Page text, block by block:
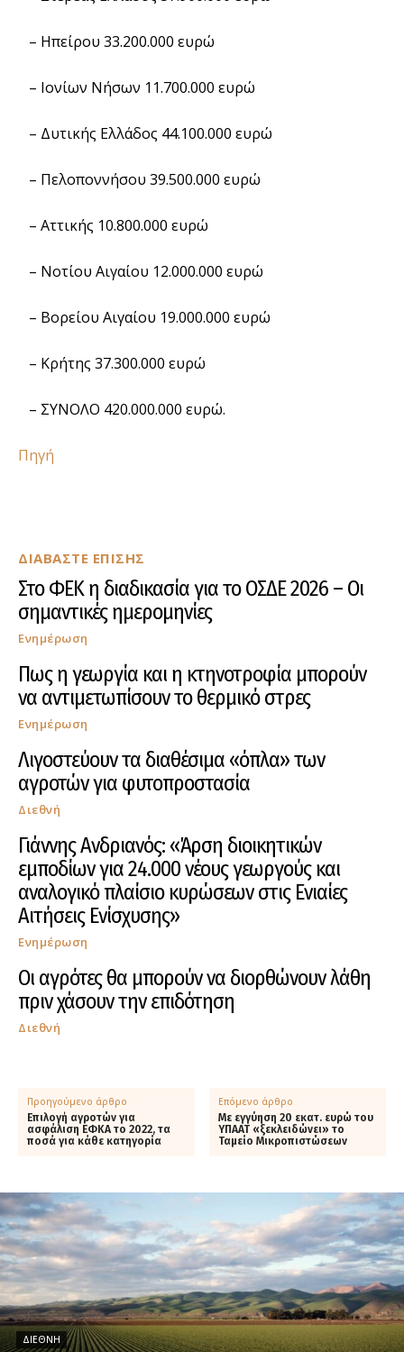
ΔΙΑΒΑΣΤΕ ΕΠΙΣΗΣ
Στο ΦΕΚ η διαδικασία για το ΟΣΔΕ 2026 – Οι
σημαντικές ημερομηνίες
Ενημέρωση
Πως η γεωργία και η κτηνοτροφία μπορούν
να αντιμετωπίσουν το θερμικό στρες
Ενημέρωση
Λιγοστεύουν τα διαθέσιμα «όπλα» των
αγροτών για φυτοπροστασία
Διεθνή
Γιάννης Ανδριανός: «Άρση διοικητικών
εμποδίων για 24.000 νέους γεωργούς και
αναλογικό πλαίσιο κυρώσεων στις Ενιαίες
Αιτήσεις Ενίσχυσης»
Ενημέρωση
Οι αγρότες θα μπορούν να διορθώνουν λάθη
πριν χάσουν την επιδότηση
Διεθνή
– Ηπείρου 33.200.000 ευρώ
– Ιονίων Νήσων 11.700.000 ευρώ
– Δυτικής Ελλάδος 44.100.000 ευρώ
– Πελοποννήσου 39.500.000 ευρώ
– Αττικής 10.800.000 ευρώ
– Νοτίου Αιγαίου 12.000.000 ευρώ
– Βορείου Αιγαίου 19.000.000 ευρώ
– Κρήτης 37.300.000 ευρώ
– ΣΥΝΟΛΟ 420.000.000 ευρώ.
Πηγή
Προηγούμενο άρθρο
Επιλογή αγροτών για
ασφάλιση ΕΦΚΑ το 2022, τα
ποσά για κάθε κατηγορία
Επόμενο άρθρο
Με εγγύηση 20 εκατ. ευρώ του
ΥΠΑΑΤ «ξεκλειδώνει» το
Ταμείο Μικροπιστώσεων
ΔΙΕΘΝΉ